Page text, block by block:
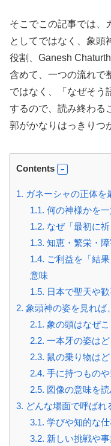
そこでこの記事では、
としてではなく、象頭
役割、Ganesh
含めて、一つの流れで
ではなく、「なぜそう
するので、読み終わる
郭がかなりはっきりつ
Contents
1. ガネーシャの正体を
1.1. 何の神様かを
1.2. なぜ「最初に
1.3. 知恵・繁栄・
1.4. ご利益を「結
意味
1.5. 日本で聖天や
2. 象頭神の姿を見れば
2.1. 象の頭はなぜ
2.2. 一本牙の姿は
2.3. 鼠の乗り物は
2.4. 手に持つもの
2.5. 図像の意味を
3. どんな場面で呼ばれ
3.1. 学びや知的な
3.2. 新しい挑戦や